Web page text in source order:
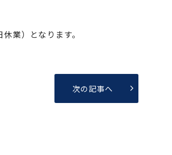
業）となります。
次の記事へ